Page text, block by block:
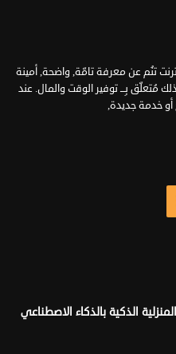
تنُم عن معرفة تامّة, واضحة, أمينة
مُتعلّق بِـــ توفير الوقت والمال. عند
أو خدمة جديدة,
الذكية بالذكاء الاصطناعي